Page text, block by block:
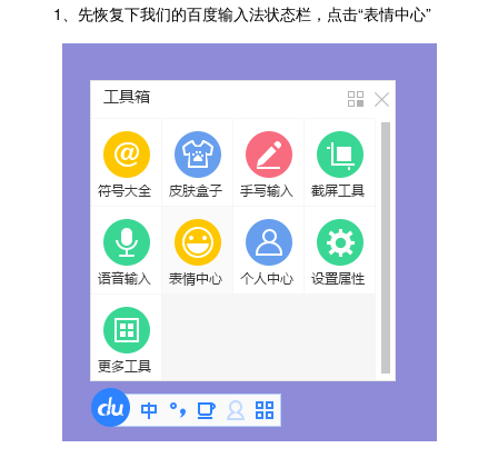
1、先恢复下我们的百度输入法状态栏，点击“表情中心”